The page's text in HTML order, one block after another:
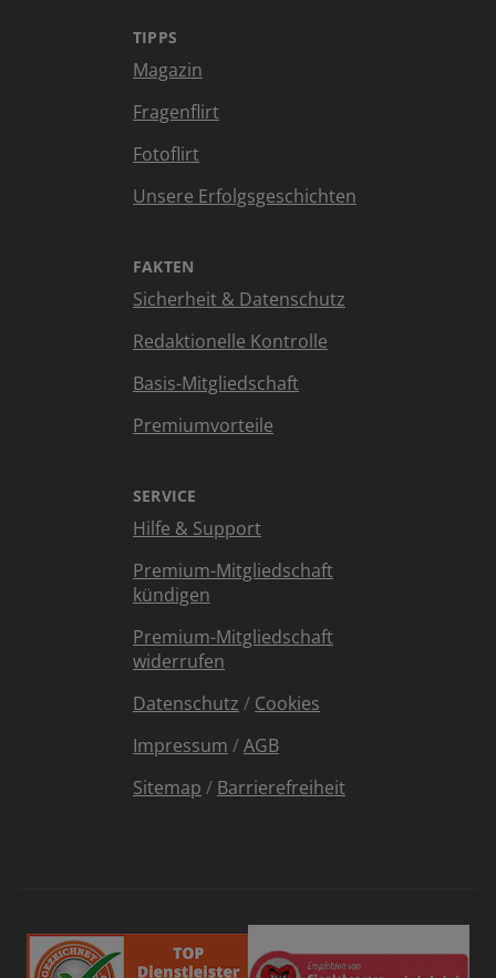
TIPPS
Magazin
Fragenflirt
Fotoflirt
Unsere Erfolgsgeschichten
FAKTEN
Sicherheit & Datenschutz
Redaktionelle Kontrolle
Basis-Mitgliedschaft
Premiumvorteile
SERVICE
Hilfe & Support
Premium-Mitgliedschaft
kündigen
Premium-Mitgliedschaft
widerrufen
Datenschutz / Cookies
Impressum /AGB
Sitemap / Barrierefreiheit